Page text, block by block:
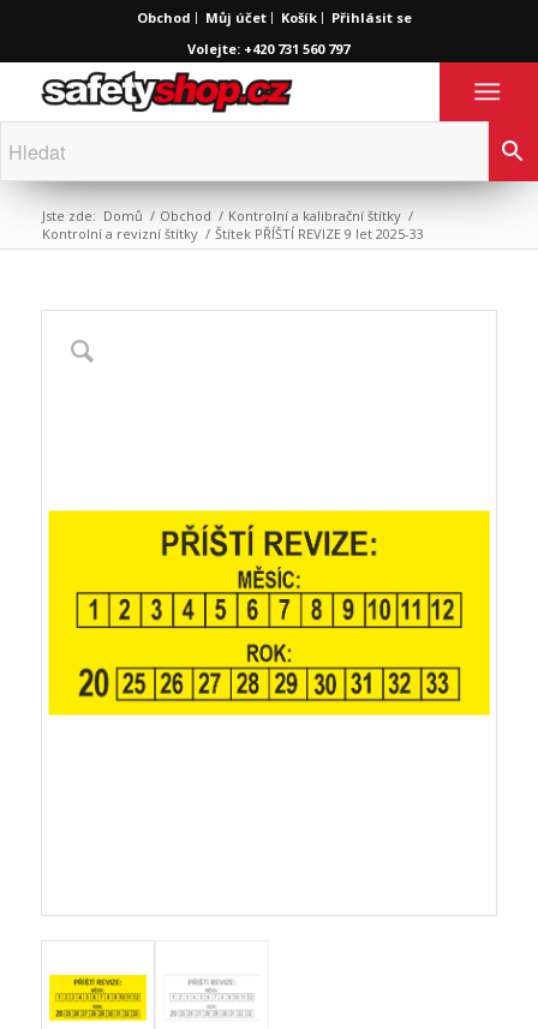
Obchod Můj účet Košík
Přihlásit se
Volejte: +420 731 560 797
Jste zde: Domů / Obchod / Kontrolní a kalibrační štítky /
Kontrolní a revizní štítky / Štítek PŘÍŠTÍ REVIZE 9 let 2025-33